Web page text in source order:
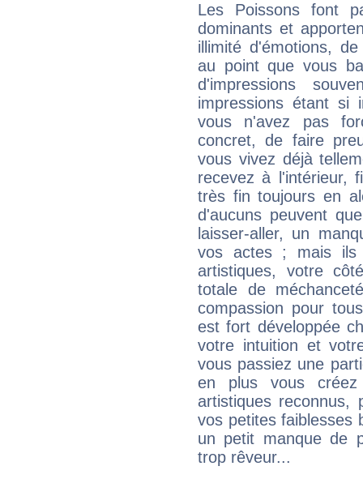
Les Poissons font
dominants et
illimité d'émotions,
au point que vous
d'impressions
impressions étant si
vous n'avez pas
concret, de faire
vous vivez déjà
recevez à l'intérieur,
très fin toujours en
d'aucuns peuvent
laisser-aller, un
vos actes ; mais ils
artistiques, votre
totale de
compassion pour
est fort développée
votre intuition et
vous passiez une
en plus vous
artistiques reconnus,
vos petites faiblesses
un petit manque de
trop rêveur...